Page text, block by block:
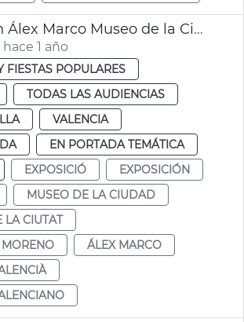
Exposición Álex Marco Museo de la Ciudad
1 año
FIESTAS POPULARES
TODAS LAS AUDIENCIAS
VALENCIA
EN PORTADA TEMÁTICA
EXPOSICIÓ
EXPOSICIÓN
MUSEO DE LA CIUDAD
LA CIUTAT
ÁLEX MARCO